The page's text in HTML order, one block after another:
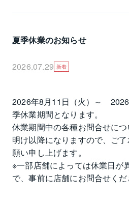
なりますので、ご希望の際
ります。
夏季休業のお知らせ
2026.07.29 新着
2026年8月11日（火）～　
季休業期間となります。
休業期間中の各種お問合せに
明け以降になりますので、ご
願い申し上げます。
※一部店舗によっては休業日が
で、事前に店舗にお問合せくだ